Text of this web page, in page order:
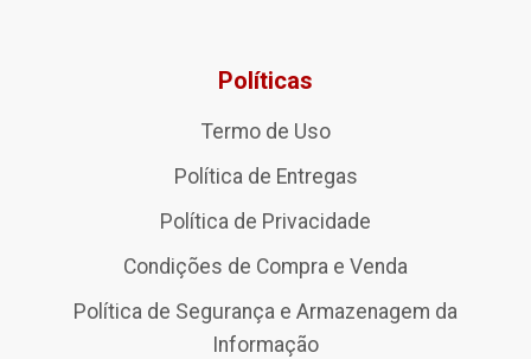
Políticas
Termo de Uso
Política de Entregas
Política de Privacidade
Condições de Compra e Venda
Política de Segurança e Armazenagem da
Informação